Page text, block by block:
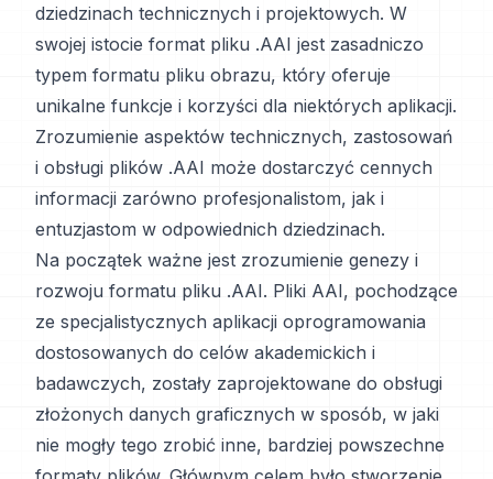
dziedzinach technicznych i projektowych. W
swojej istocie format pliku .AAI jest zasadniczo
typem formatu pliku obrazu, który oferuje
unikalne funkcje i korzyści dla niektórych aplikacji.
Zrozumienie aspektów technicznych, zastosowań
i obsługi plików .AAI może dostarczyć cennych
informacji zarówno profesjonalistom, jak i
entuzjastom w odpowiednich dziedzinach.
Na początek ważne jest zrozumienie genezy i
rozwoju formatu pliku .AAI. Pliki AAI, pochodzące
ze specjalistycznych aplikacji oprogramowania
dostosowanych do celów akademickich i
badawczych, zostały zaprojektowane do obsługi
złożonych danych graficznych w sposób, w jaki
nie mogły tego zrobić inne, bardziej powszechne